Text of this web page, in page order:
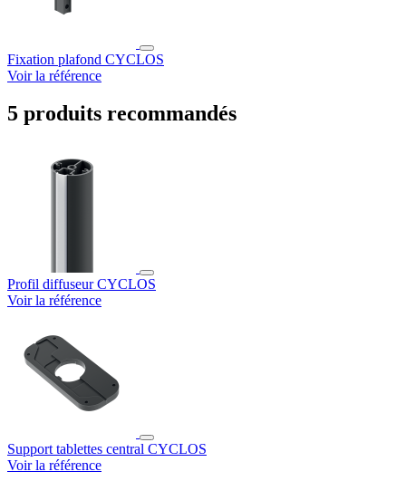
Fixation plafond CYCLOS
Voir la référence
5 produits recommandés
Profil diffuseur CYCLOS
Voir la référence
Support tablettes central CYCLOS
Voir la référence